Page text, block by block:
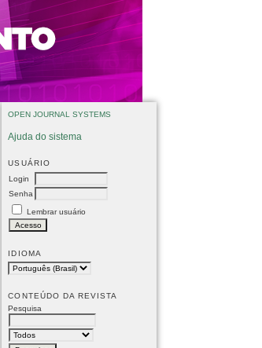
OPEN JOURNAL SYSTEMS
Ajuda do sistema
USUÁRIO
Login
Senha
Lembrar usuário
IDIOMA
CONTEÚDO DA REVISTA
Pesquisa